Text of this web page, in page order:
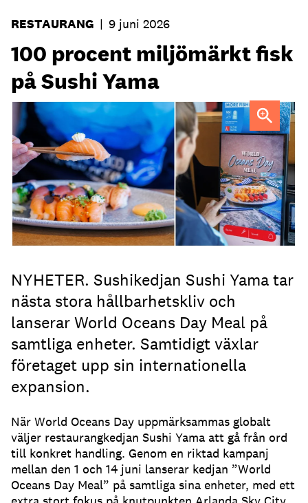
RESTAURANG | 9 juni 2026
100 procent miljömärkt fisk
på Sushi Yama
NYHETER. Sushikedjan Sushi Yama tar
nästa stora hållbarhetskliv och
lanserar World Oceans Day Meal på
samtliga enheter. Samtidigt växlar
företaget upp sin internationella
expansion.
När World Oceans Day uppmärksammas globalt
väljer restaurangkedjan Sushi Yama att gå från ord
till konkret handling. Genom en riktad kampanj
mellan den 1 och 14 juni lanserar kedjan ”World
Oceans Day Meal” på samtliga sina enheter, med ett